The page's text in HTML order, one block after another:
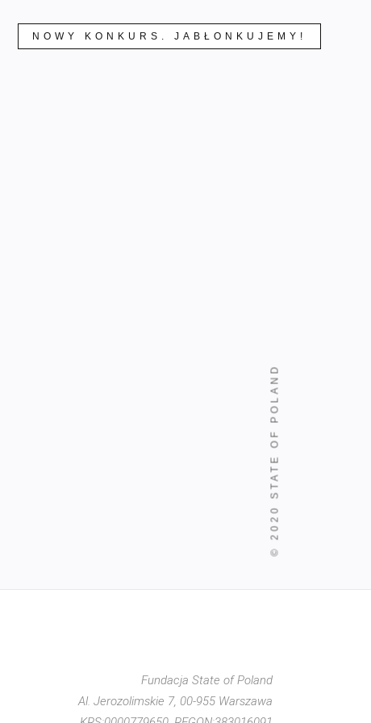
NOWY KONKURS. JABŁONKUJEMY!
© 2020
STATE OF POLAND
Fundacja State of Poland
Al. Jerozolimskie 7, 00-955 Warszawa